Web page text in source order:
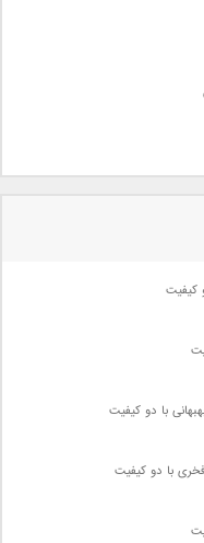
کیفیت
با دو کیفیت
با دو کیفیت